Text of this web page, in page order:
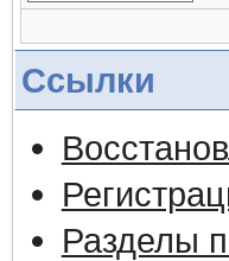
Ссылки
Разделы